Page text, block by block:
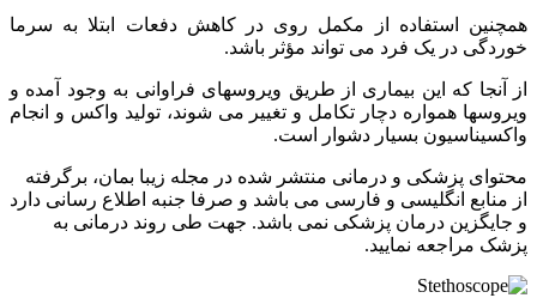
همچنین استفاده از مکمل روی در کاهش دفعات ابتلا به سرما
خوردگی در یک فرد می تواند مؤثر باشد.
از آنجا که این بیماری از طریق ویروسهای فراوانی به وجود آمده و
ویروسها همواره دچار تکامل و تغییر می شوند، تولید واکس و انجام
واکسیناسیون بسیار دشوار است.
محتوای پزشکی و درمانی منتشر شده در مجله زیبا بمان، برگرفته
از منابع انگلیسی و فارسی می باشد و صرفا جنبه اطلاع رسانی دارد
و جایگزین درمان پزشکی نمی باشد. جهت طی روند درمانی به
پزشک مراجعه نمایید.